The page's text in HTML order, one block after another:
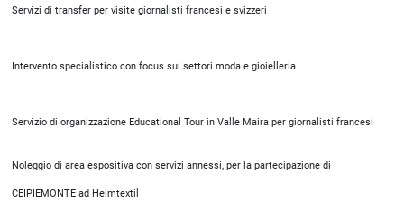
Servizi di transfer per visite giornalisti francesi e svizzeri
Intervento specialistico con focus sui settori moda e gioielleria
Servizio di organizzazione Educational Tour in Valle Maira per giornalisti francesi
Noleggio di area espositiva con servizi annessi, per la partecipazione di
CEIPIEMONTE ad Heimtextil